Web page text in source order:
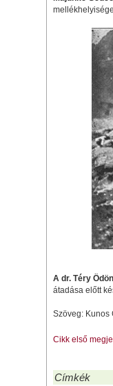
A dr. Téry
átadása előtt
Szöveg: Kunos
Cikk első
Címkék